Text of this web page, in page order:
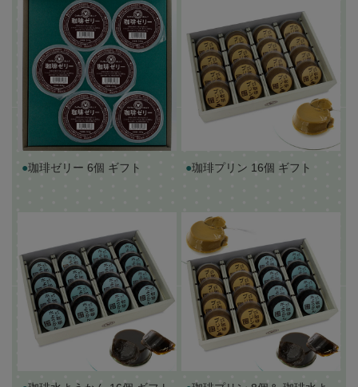
●珈琲ゼリー 6個 ギフト ●珈琲プリン 16個 ギフト